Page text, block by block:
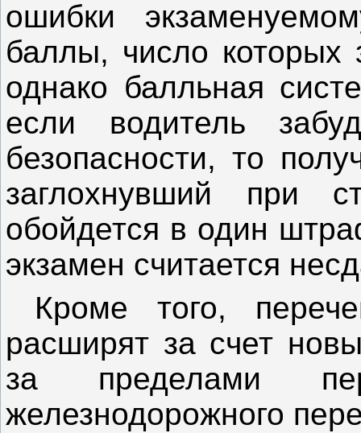
ошибки
баллы, число которых
однако балльная
если водитель
безопасности, то
заглохнувший при
обойдется в один
экзамен считается
Кроме того,
расширят за счет
за пределами
железнодорожного